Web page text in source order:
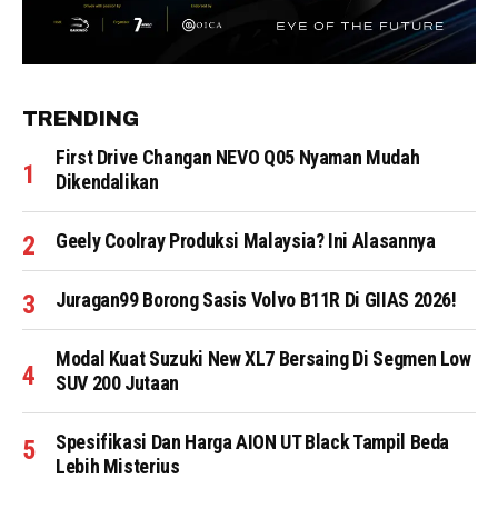
TRENDING
First Drive Changan NEVO Q05 Nyaman Mudah
Dikendalikan
Geely Coolray Produksi Malaysia? Ini Alasannya
Juragan99 Borong Sasis Volvo B11R Di GIIAS 2026!
Modal Kuat Suzuki New XL7 Bersaing Di Segmen Low
SUV 200 Jutaan
Spesifikasi Dan Harga AION UT Black Tampil Beda
Lebih Misterius